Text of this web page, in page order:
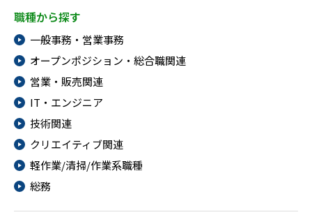
職種から探す
一般事務・営業事務
オープンポジション・総合職関連
営業・販売関連
IT・エンジニア
技術関連
クリエイティブ関連
軽作業/清掃/作業系職種
総務